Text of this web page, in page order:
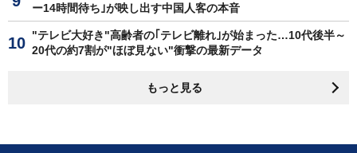
ー14時間待ち｣が映し出す中国人客の本音
"テレビ大好き"高齢者の｢テレビ離れ｣が始まった…10代後半～
20代の約7割が"ほぼ見ない"衝撃の最新データ
もっと見る